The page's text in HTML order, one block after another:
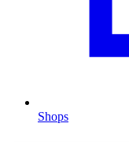
Shops